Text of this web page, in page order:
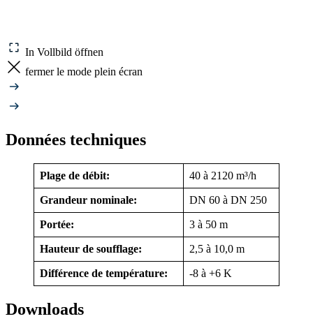
In Vollbild öffnen
fermer le mode plein écran
Données techniques
Plage de débit: 40 à 2120 m³/h
Grandeur nominale: DN 60 à DN 250
Portée: 3 à 50 m
Hauteur de soufflage: 2,5 à 10,0 m
Différence de température: -8 à +6 K
Downloads